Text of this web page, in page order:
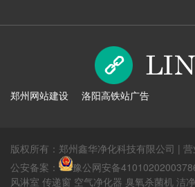
郑州网站建设 洛阳高铁站广告
版权所有：郑州鑫华净化科技有限公司 |
公安备案：
豫公网安备
风淋室 传递窗 空气净化器 臭氧杀菌机 洁